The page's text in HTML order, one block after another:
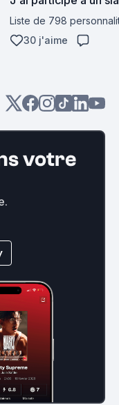
Liste de 798
30 j'aime
votre